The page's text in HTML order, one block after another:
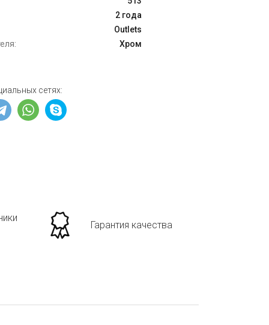
2 года
Outlets
Хром
сетях:
Гарантия качества